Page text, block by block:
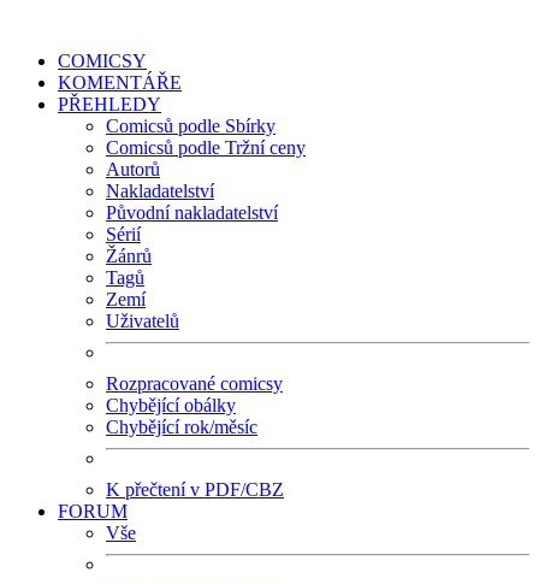
COMICSY
KOMENTÁŘE
PŘEHLEDY
Comicsů podle Sbírky
Comicsů podle Tržní ceny
Autorů
Nakladatelství
Původní nakladatelství
Sérií
Žánrů
Tagů
Zemí
Uživatelů
Rozpracované comicsy
Chybějící obálky
Chybějící rok/měsíc
K přečtení v PDF/CBZ
FORUM
Vše